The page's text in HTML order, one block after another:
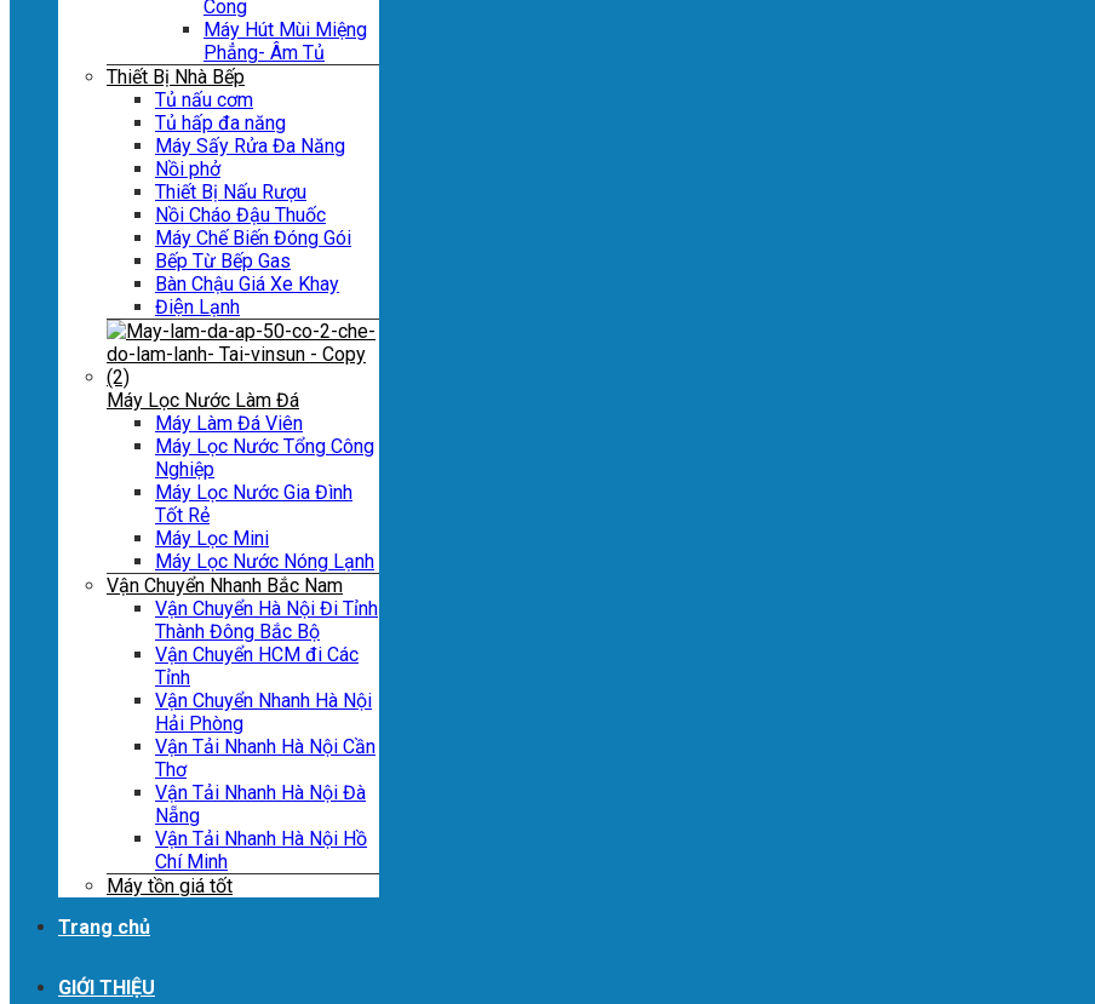
Cong
Máy Hút Mùi Miệng
Phẳng- Âm Tủ
Thiết Bị Nhà Bếp
Tủ nấu cơm
Tủ hấp đa năng
Máy Sấy Rửa Đa Năng
Nồi phở
Thiết Bị Nấu Rượu
Nồi Cháo Đậu Thuốc
Máy Chế Biến Đóng Gói
Bếp Từ Bếp Gas
Bàn Chậu Giá Xe Khay
Điện Lạnh
Máy Lọc Nước Làm Đá
Máy Làm Đá Viên
Máy Lọc Nước Tổng Công
Nghiệp
Máy Lọc Nước Gia Đình
Tốt Rẻ
Máy Lọc Mini
Máy Lọc Nước Nóng Lạnh
Vận Chuyển Nhanh Bắc Nam
Vận Chuyển Hà Nội Đi Tỉnh
Thành Đông Bắc Bộ
Vận Chuyển HCM đi Các
Tỉnh
Vận Chuyển Nhanh Hà Nội
Hải Phòng
Vận Tải Nhanh Hà Nội Cần
Thơ
Vận Tải Nhanh Hà Nội Đà
Nẵng
Vận Tải Nhanh Hà Nội Hồ
Chí Minh
Máy tồn giá tốt
Trang chủ
GIỚI THIỆU